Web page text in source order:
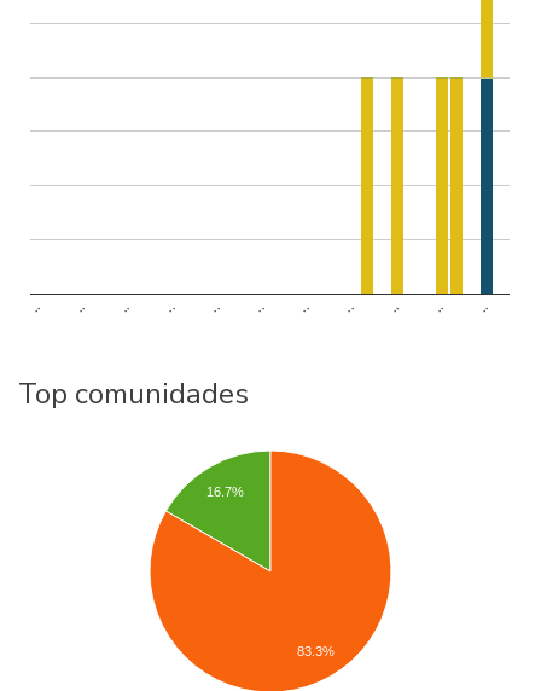
.. .. .. .. .. .. .. .. .. .. ..
Top comunidades
16.7%
83.3%